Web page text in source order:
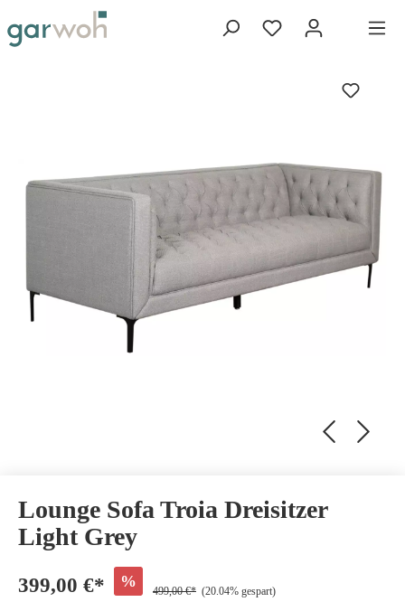
Lounge Sofa Troia Dreisitzer
Light Grey
399,00 €* %
499,00 €* (20.04% gespart)